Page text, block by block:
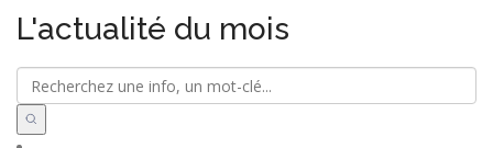
L'actualité du mois